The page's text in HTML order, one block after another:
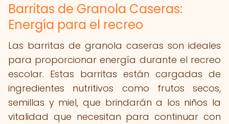
Barritas de Granola Caseras:
Energía para el recreo
Las barritas de granola caseras son ideales
para proporcionar energía durante el recreo
escolar. Estas barritas están cargadas de
ingredientes nutritivos como frutos secos,
semillas y miel, que brindarán a los niños la
vitalidad que necesitan para continuar con